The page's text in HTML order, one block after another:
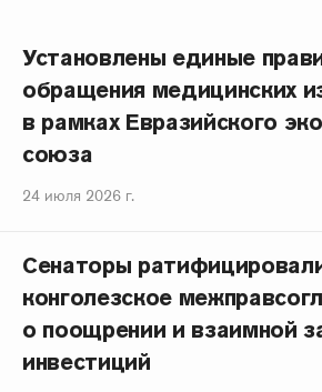
Установлены единые
обращения медицинских
в рамках Евразийского
союза
24 июля 2026 г.
Сенаторы
конголезское
о поощрении и взаимной
инвестиций